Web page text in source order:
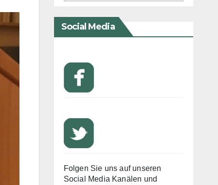
Social Media
Folgen Sie uns auf unseren
Social Media Kanälen und